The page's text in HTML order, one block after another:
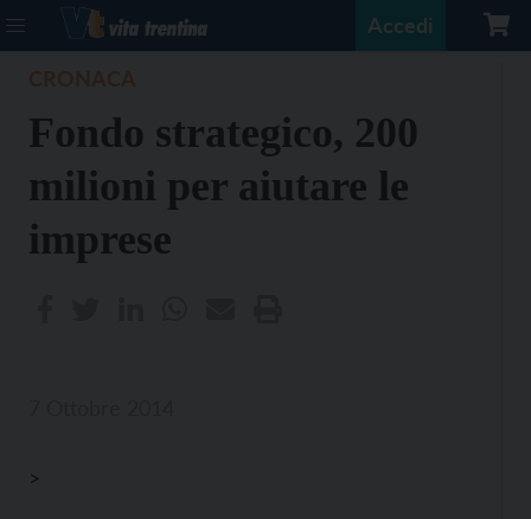
Accedi
Fondo strategico, 200
milioni per aiutare le
imprese
>